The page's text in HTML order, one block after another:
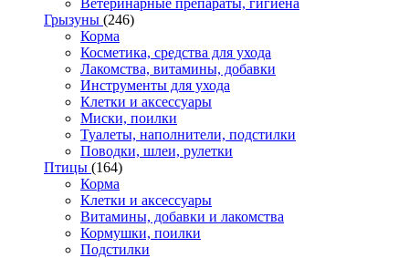
Грызуны (246)
Корма
Косметика, средства для ухода
Лакомства, витамины, добавки
Инструменты для ухода
Клетки и аксессуары
Миски, поилки
Туалеты, наполнители, подстилки
Поводки, шлеи, рулетки
Птицы (164)
Корма
Клетки и аксессуары
Витамины, добавки и лакомства
Кормушки, поилки
Подстилки